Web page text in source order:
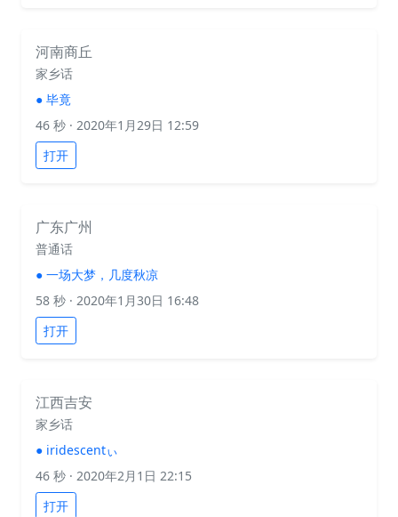
河南商丘
家乡话
● 毕竟
46 秒 · 2020年1月29日 12:59
打开
广东广州
普通话
● 一场大梦，几度秋凉
58 秒 · 2020年1月30日 16:48
打开
江西吉安
家乡话
● iridescentぃ
46 秒 · 2020年2月1日 22:15
打开